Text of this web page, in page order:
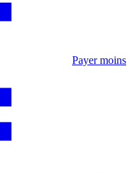
Payer moins